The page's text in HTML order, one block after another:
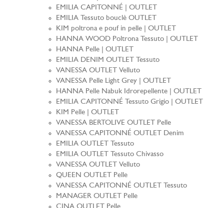
EMILIA CAPITONNÉ | OUTLET
EMILIA Tessuto bouclè OUTLET
KIM poltrona e pouf in pelle | OUTLET
HANNA WOOD Poltrona Tessuto | OUTLET
HANNA Pelle | OUTLET
EMILIA DENIM OUTLET Tessuto
VANESSA OUTLET Velluto
VANESSA Pelle Light Grey | OUTLET
HANNA Pelle Nabuk Idrorepellente | OUTLET
EMILIA CAPITONNÉ Tessuto Grigio | OUTLET
KIM Pelle | OUTLET
VANESSA BERTOLIVE OUTLET Pelle
VANESSA CAPITONNÉ OUTLET Denim
EMILIA OUTLET Tessuto
EMILIA OUTLET Tessuto Chivasso
VANESSA OUTLET Velluto
QUEEN OUTLET Pelle
VANESSA CAPITONNÉ OUTLET Tessuto
MANAGER OUTLET Pelle